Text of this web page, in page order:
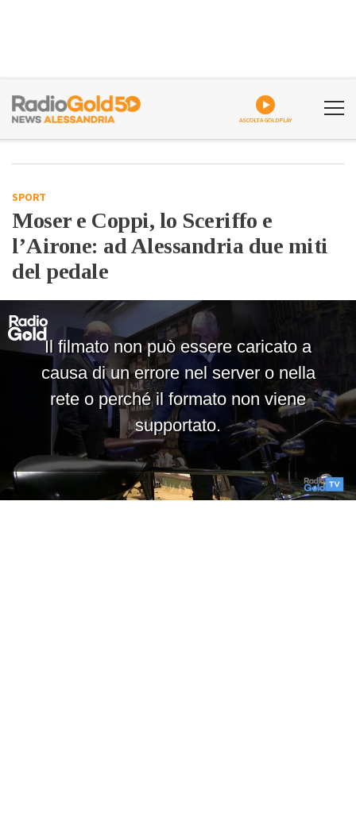
ASCOLTA GOLDPLAY
SPORT
Moser e Coppi, lo Sceriffo e
l’Airone: ad Alessandria due miti
del pedale